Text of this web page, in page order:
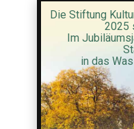
Die Stiftung
2025
Im
in das